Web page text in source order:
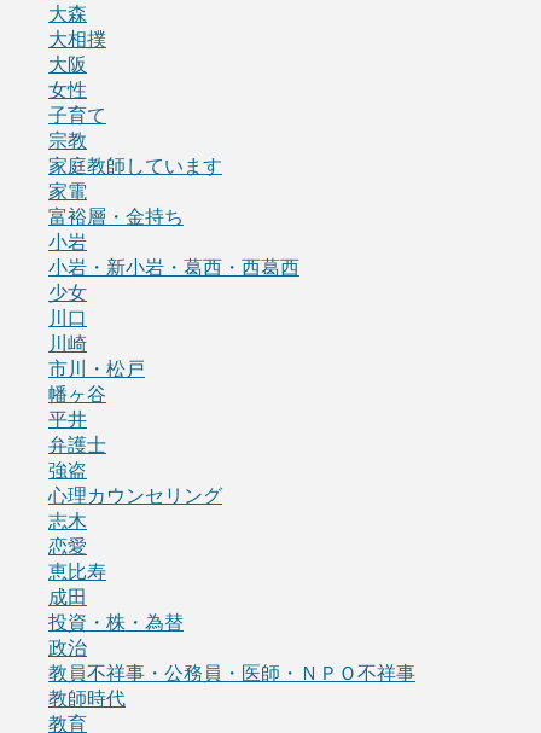
大森
大相撲
大阪
女性
子育て
宗教
家庭教師しています
家電
富裕層・金持ち
小岩
小岩・新小岩・葛西・西葛西
少女
川口
川崎
市川・松戸
幡ヶ谷
平井
弁護士
強盗
心理カウンセリング
志木
恋愛
恵比寿
成田
投資・株・為替
政治
教員不祥事・公務員・医師・ＮＰＯ不祥事
教師時代
教育